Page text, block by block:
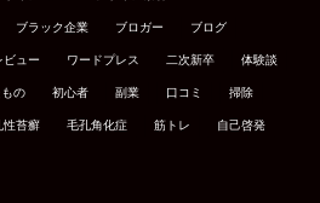
ブラック企業 ブロガー ブログ
ビュー ワードプレス 二次新卒 体験談
の 初心者 副業 口コミ 掃除
性苔癬 毛孔角化症 筋トレ 自己啓発